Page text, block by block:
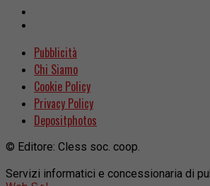
Pubblicità
Chi Siamo
Cookie Policy
Privacy Policy
Depositphotos
© Editore: Cless soc. coop.
Servizi informatici e concessionaria di